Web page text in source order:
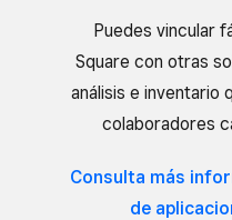
Puedes vincular
Square con otras
análisis e inventario
colaboradores
Consulta más
de